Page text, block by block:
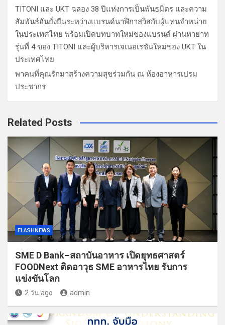
TITONI และ UKT ฉลอง 38 ปีแห่งการเป็นพันธมิตร และความ
สัมพันธ์อันยั่งยืนระหว่างแบรนด์นาฬิกาสวิสกับผู้แทนจำหน่าย
ในประเทศไทย พร้อมเปิดบทบาทใหม่ของแบรนด์ ผ่านทายาท
รุ่นที่ 4 ของ TITONI และผู้บริหารเจเนอเรชันใหม่ของ UKT ใน
ประเทศไทย
พาคนที่คุณรักมาสร้างความสุขร่วมกัน ณ ห้องอาหารเปรม
ประชากร
Related Posts
FLASHNEWS
SME D Bank–สถาบันอาหาร เปิดยุทธศาสตร์
FOODNext ติดอาวุธ SME อาหารไทย รับการ
แข่งขันโลก
2 วัน ago admin